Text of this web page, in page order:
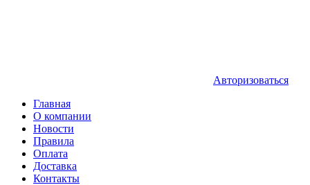
Авторизоваться
Главная
О компании
Новости
Правила
Оплата
Доставка
Контакты